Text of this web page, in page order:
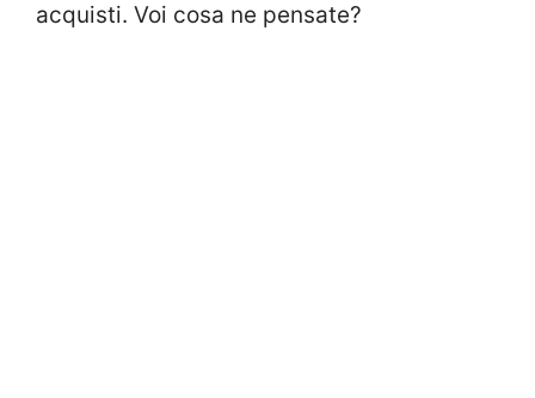
acquisti. Voi cosa ne pensate?